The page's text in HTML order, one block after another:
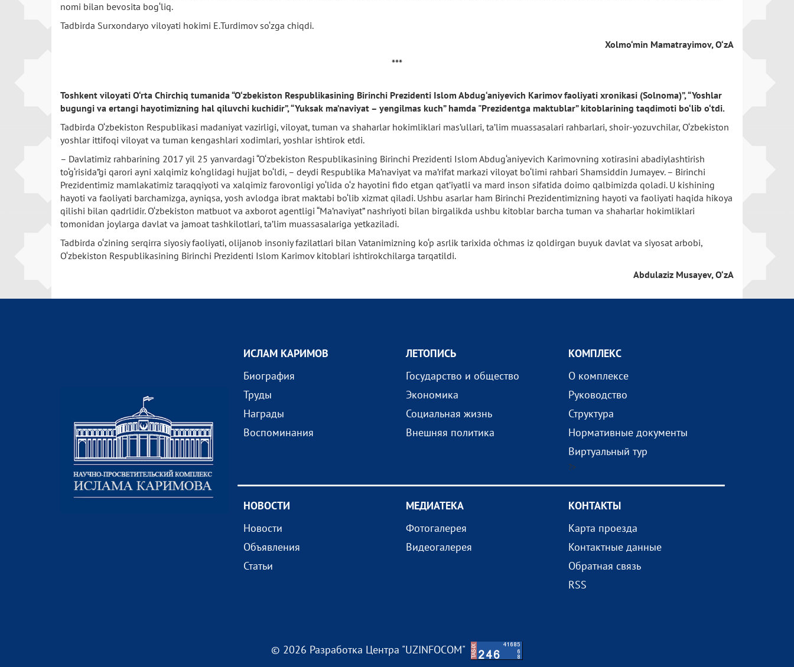
nomi bilan bevosita bog‘liq.
Tadbirda Surxondaryo viloyati hokimi E.Turdimov so‘zga chiqdi.
Xolmo‘min Mamatrayimov, O‘zA
***
Toshkent viloyati O‘rta Chirchiq tumanida “O‘zbekiston Respublikasining Birinchi Prezidenti Islom Abdug‘aniyevich Karimov faoliyati xronikasi (Solnoma)”, “Yoshlar
bugungi va ertangi hayotimizning hal qiluvchi kuchidir”, “Yuksak ma’naviyat – yengilmas kuch” hamda "Prezidentga maktublar” kitoblarining taqdimoti bo‘lib o‘tdi.
Tadbirda O‘zbekiston Respublikasi madaniyat vazirligi, viloyat, tuman va shaharlar hokimliklari mas’ullari, ta’lim muassasalari rahbarlari, shoir-yozuvchilar, O‘zbekiston
yoshlar ittifoqi viloyat va tuman kengashlari xodimlari, yoshlar ishtirok etdi.
– Davlatimiz rahbarining 2017 yil 25 yanvardagi “O‘zbekiston Respublikasining Birinchi Prezidenti Islom Abdug‘aniyevich Karimovning xotirasini abadiylashtirish
to‘g‘risida”gi qarori ayni xalqimiz ko‘nglidagi hujjat bo‘ldi, – deydi Respublika Ma’naviyat va ma’rifat markazi viloyat bo‘limi rahbari Shamsiddin Jumayev. – Birinchi
Prezidentimiz mamlakatimiz taraqqiyoti va xalqimiz farovonligi yo‘lida o‘z hayotini fido etgan qat’iyatli va mard inson sifatida doimo qalbimizda qoladi. U kishining
hayoti va faoliyati barchamizga, ayniqsa, yosh avlodga ibrat maktabi bo‘lib xizmat qiladi. Ushbu asarlar ham Birinchi Prezidentimizning hayoti va faoliyati haqida hikoya
qilishi bilan qadrlidir. O‘zbekiston matbuot va axborot agentligi “Ma’naviyat” nashriyoti bilan birgalikda ushbu kitoblar barcha tuman va shaharlar hokimliklari
tomonidan joylarga davlat va jamoat tashkilotlari, ta’lim muassasalariga yetkaziladi.
Tadbirda o‘zining serqirra siyosiy faoliyati, olijanob insoniy fazilatlari bilan Vatanimizning ko‘p asrlik tarixida o‘chmas iz qoldirgan buyuk davlat va siyosat arbobi,
O‘zbekiston Respublikasining Birinchi Prezidenti Islom Karimov kitoblari ishtirokchilarga tarqatildi.
Abdulaziz Musayev, O‘zA
ИСЛАМ КАРИМОВ
Биография
Труды
Награды
Воспоминания
ЛЕТОПИСЬ
Государство и общество
Экономика
Социальная жизнь
Внешняя политика
КОМПЛEКС
О комплексе
Руководство
Структура
Нормативные документы
Виртуальный тур
?>
НОВОСТИ
Новости
Объявления
Статьи
МEДИАТEКА
Фотогалерея
Видеогалерея
КОНТАКТЫ
Карта проезда
Контактные данные
Обратная связь
RSS
© 2026 Разработка Центра "UZINFOCOM"